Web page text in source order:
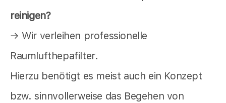
reinigen?
→ Wir verleihen professionelle
Raumlufthepafilter.
Hierzu benötigt es meist auch ein Konzept
bzw. sinnvollerweise das Begehen von